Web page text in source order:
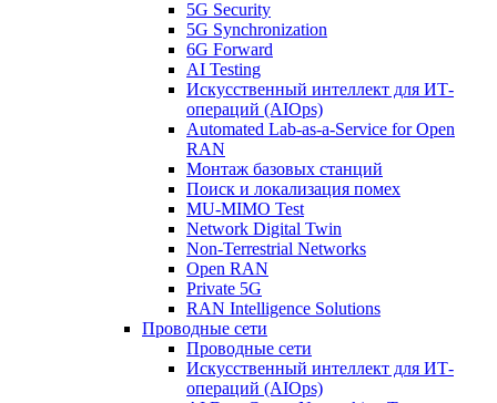
5G Security
5G Synchronization
6G Forward
AI Testing
Искусственный интеллект для ИТ-
операций (AIOps)
Automated Lab-as-a-Service for Open
RAN
Монтаж базовых станций
Поиск и локализация помех
MU-MIMO Test
Network Digital Twin
Non-Terrestrial Networks
Open RAN
Private 5G
RAN Intelligence Solutions
Проводные сети
Проводные сети
Искусственный интеллект для ИТ-
операций (AIOps)